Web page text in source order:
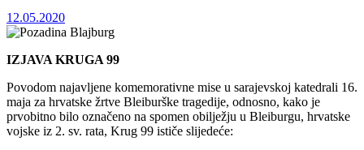
12.05.2020
IZJAVA KRUGA 99
Povodom najavljene komemorativne mise u sarajevskoj katedrali 16.
maja za hrvatske žrtve Bleiburške tragedije, odnosno, kako je
prvobitno bilo označeno na spomen obilježju u Bleiburgu, hrvatske
vojske iz 2. sv. rata, Krug 99 ističe slijedeće: